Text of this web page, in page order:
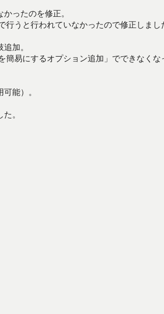
ったのを修正。
うと行われていなかったので修正しまし
加。
易にするオプション追加」でできなく
能）。
。